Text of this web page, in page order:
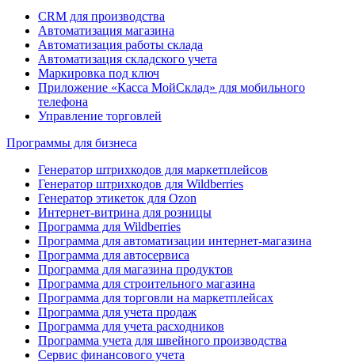
CRM для производства
Автоматизация магазина
Автоматизация работы склада
Автоматизация складского учета
Маркировка под ключ
Приложение «Касса МойСклад» для мобильного
телефона
Управление торговлей
Программы для бизнеса
Генератор штрихкодов для маркетплейсов
Генератор штрихкодов для Wildberries
Генератор этикеток для Ozon
Интернет-витрина для розницы
Программа для Wildberries
Программа для автоматизации интернет-магазина
Программа для автосервиса
Программа для магазина продуктов
Программа для строительного магазина
Программа для торговли на маркетплейсах
Программа для учета продаж
Программа для учета расходников
Программа учета для швейного производства
Сервис финансового учета